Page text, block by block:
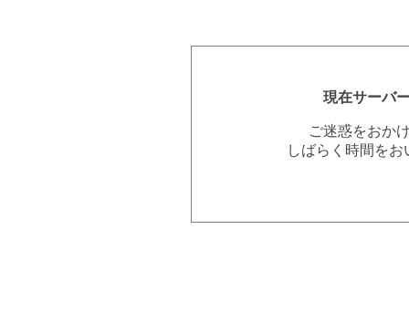
現在サーバ
ご迷惑をおか
しばらく時間を